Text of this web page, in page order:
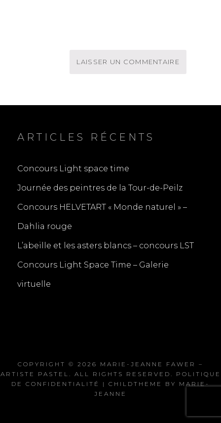
ARTICLES RÉCENTS
Concours Light space time
Journée des peintres de la Tour-de-Peilz
Concours HELVETART « Monde naturel » –
Dahlia rouge
L’abeille et les asters blancs – concours LST
Concours Light Space Time – Galerie
virtuelle
COPYRIGHT © 2026 MARIE-JEANNE FAWER –
ARTISTE PASTEL
. ALL RIGHTS RESERVED. POLITIQUE
DE CONFIDENTIALITÉ
| CHILDTHEME BY MARIE-
JEANNE